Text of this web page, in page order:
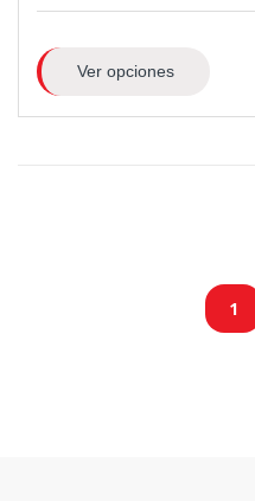
Ver opciones
1